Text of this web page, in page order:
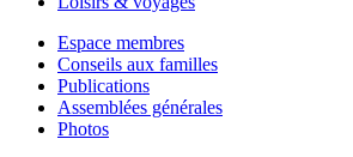
Espace membres
Conseils aux familles
Publications
Assemblées générales
Photos